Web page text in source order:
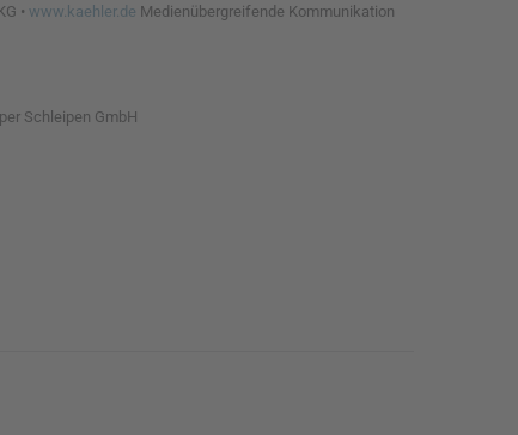
• www.kaehler.de Medienübergreifende Kommunikation
Schleipen GmbH